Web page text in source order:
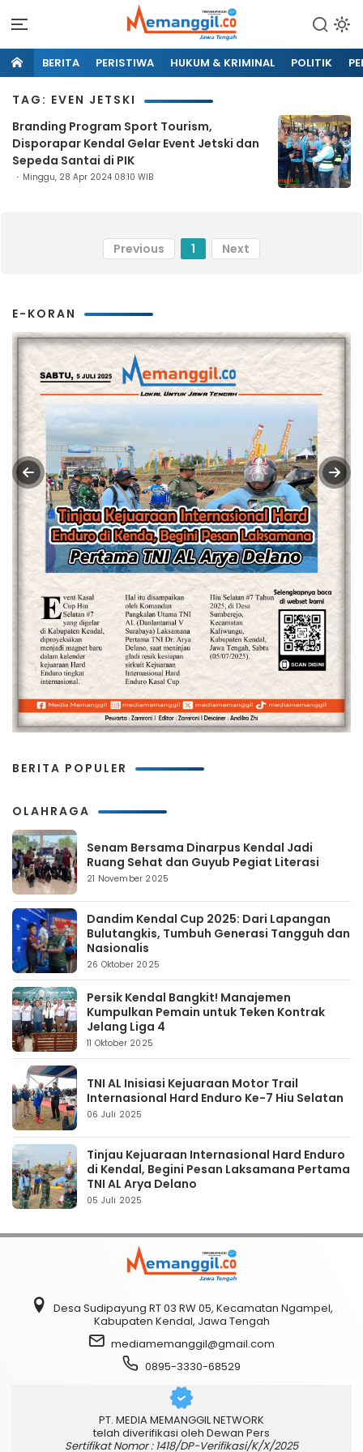
BERITA PERISTIWA HUKUM & KRIMINAL POLITIK
TAG: EVEN JETSKI
Branding Program Sport Tourism,
Disporapar Kendal Gelar Event Jetski dan
Sepeda Santai di PIK
Minggu, 28 Apr 2024 08:10 WIB
Previous 1 Next
E-KORAN
BERITA POPULER
OLAHRAGA
Senam Bersama Dinarpus Kendal Jadi
Ruang Sehat dan Guyub Pegiat Literasi
21 November 2025
Dandim Kendal Cup 2025: Dari Lapangan
Bulutangkis, Tumbuh Generasi Tangguh dan
Nasionalis
26 Oktober 2025
Persik Kendal Bangkit! Manajemen
Kumpulkan Pemain untuk Teken Kontrak
Jelang Liga 4
11 Oktober 2025
TNI AL Inisiasi Kejuaraan Motor Trail
Internasional Hard Enduro Ke-7 Hiu Selatan
06 Juli 2025
Tinjau Kejuaraan Internasional Hard Enduro
di Kendal, Begini Pesan Laksamana Pertama
TNI AL Arya Delano
05 Juli 2025
Desa Sudipayung RT 03 RW 05, Kecamatan Ngampel,
Kabupaten Kendal, Jawa Tengah
mediamemanggil@gmail.com
0895-3330-68529
PT. MEDIA MEMANGGIL NETWORK
telah diverifikasi oleh Dewan Pers
Sertifikat Nomor : 1418/DP-Verifikasi/K/X/2025